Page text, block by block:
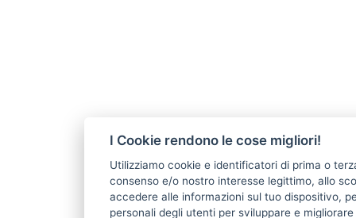
I Cookie rendono le cose migliori!
Utilizziamo cookie e identificatori di prima o
consenso e/o nostro interesse legittimo, allo
accedere alle informazioni sul tuo dispositivo,
personali degli utenti per sviluppare e